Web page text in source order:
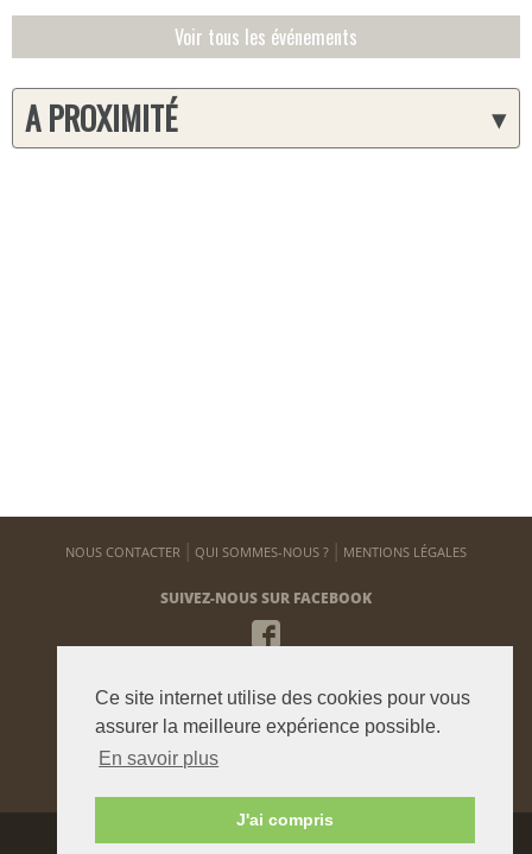
Ce site internet utilise des cookies pour vous
assurer la meilleure expérience possible.
En savoir plus
J'ai compris
Voir tous les événements
▾
A PROXIMITÉ
NOUS CONTACTER QUI SOMMES-NOUS ? MENTIONS LÉGALES
SUIVEZ-NOUS SUR FACEBOOK
NEWSLETTER
Pour vous tenir informé de notre actualité
Agence graphique:Westango